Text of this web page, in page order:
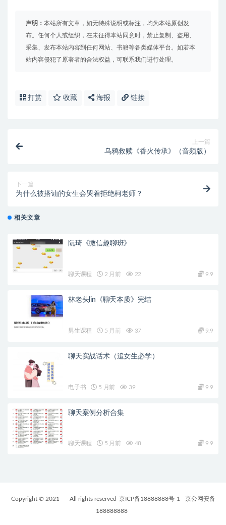
声明： 本站所有文章，如无特殊说明或标注，均为本站原创发
布。任何个人或组织，在未征得本站同意时，禁止复制、盗用、
采集、发布本站内容到任何网站、书籍等各类媒体平台。如若本
站内容侵犯了原著者的合法权益，可联系我们进行处理。
打赏 收藏 海报 链接
上一篇
乌鸦救赎《香火传承》（音频版）
下一篇
为什么被搭讪的女生会哭着拒绝柯老师？
相关文章
阮琦《微信趣聊班》
聊天课程 2 月前 22 9.9
林老头lin《聊天本质》完结
男生课程 5 月前 37 9.9
聊天实战话术（追女生必学）
电子书 5 月前 39 9.9
聊天案例分析合集
聊天课程 5 月前 48 9.9
Copyright © 2021 - All rights reserved 京ICP备18888888号-1
京公网安备
188888888